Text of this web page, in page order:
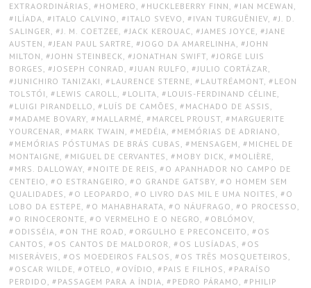
EXTRAORDINÁRIAS , HOMERO , HUCKLEBERRY FINN , IAN MCEWAN ,
ILÍADA, ITALO CALVINO , ITALO SVEVO , IVAN TURGUÊNIEV, J. D.
SALINGER, J. M. COETZEE, JACK KEROUAC, JAMES JOYCE, JANE
AUSTEN , JEAN PAUL SARTRE, JOGO DA AMARELINHA, JOHN
MILTON , JOHN STEINBECK, JONATHAN SWIFT, JORGE LUIS
BORGES , JOSEPH CONRAD , JUAN RULFO , JULIO CORTÁZAR,
JUNICHIRO TANIZAKI , LAURENCE STERNE, LAUTRÉAMONT, LEON
TOLSTÓI , LEWIS CAROLL, LOLITA, LOUIS-FERDINAND CÉLINE,
LUIGI PIRANDELLO , LUÍS DE CAMÕES , MACHADO DE ASSIS ,
MADAME BOVARY, MALLARMÉ, MARCEL PROUST, MARGUERITE
YOURCENAR, MARK TWAIN , MEDÉIA, MEMÓRIAS DE ADRIANO ,
MEMÓRIAS PÓSTUMAS DE BRÁS CUBAS , MENSAGEM , MICHEL DE
MONTAIGNE, MIGUEL DE CERVANTES , MOBY DICK, MOLIÈRE,
MRS. DALLOWAY, NOITE DE REIS , O APANHADOR NO CAMPO DE
CENTEIO , O ESTRANGEIRO , O GRANDE GATSBY, O HOMEM SEM
QUALIDADES , O LEOPARDO , O LIVRO DAS MIL E UMA NOITES , O
LOBO DA ESTEPE, O MAHABHARATA, O NÁUFRAGO , O PROCESSO ,
O RINOCERONTE, O VERMELHO E O NEGRO , OBLÓMOV,
ODISSÉIA, ON THE ROAD , ORGULHO E PRECONCEITO , OS
CANTOS , OS CANTOS DE MALDOROR, OS LUSÍADAS , OS
MISERÁVEIS , OS MOEDEIROS FALSOS , OS TRÊS MOSQUETEIROS ,
OSCAR WILDE, OTELO , OVÍDIO , PAIS E FILHOS , PARAÍSO
PERDIDO , PASSAGEM PARA A ÍNDIA, PEDRO PÁRAMO , PHILIP